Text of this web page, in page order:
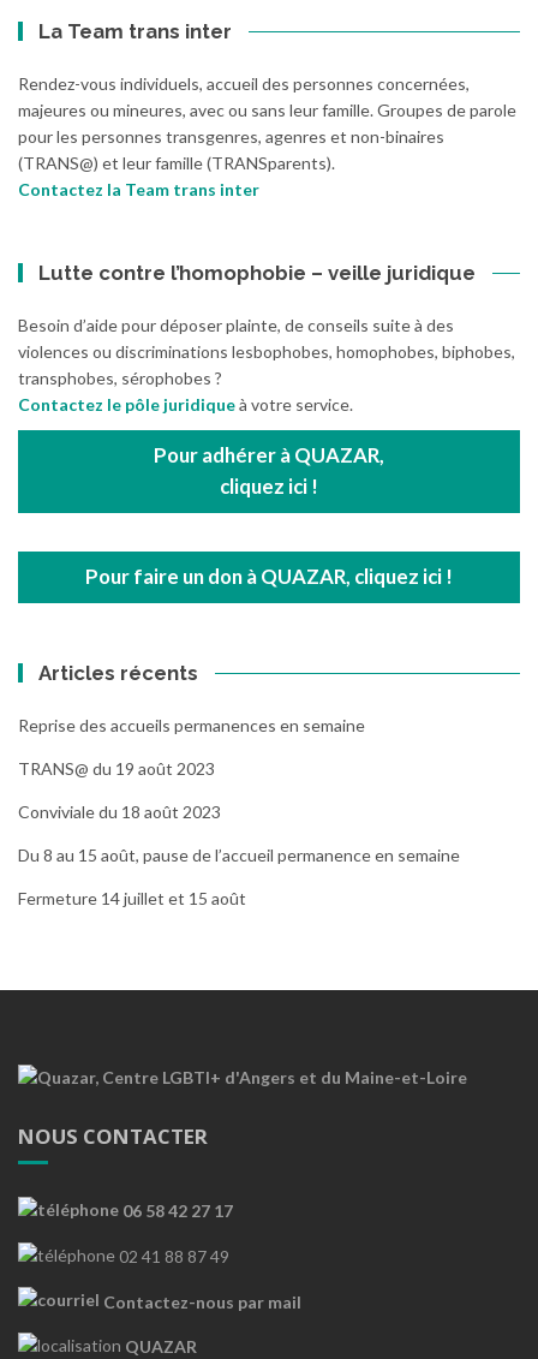
La Team trans inter
Rendez-vous individuels, accueil des personnes concernées,
majeures ou mineures, avec ou sans leur famille. Groupes de parole
pour les personnes transgenres, agenres et non-binaires
(TRANS@) et leur famille (TRANSparents).
Contactez la Team trans inter
Lutte contre l’homophobie – veille juridique
Besoin d’aide pour déposer plainte, de conseils suite à des
violences ou discriminations lesbophobes, homophobes, biphobes,
transphobes, sérophobes ?
Contactez le pôle juridiqueà votre service.
Pour adhérer à QUAZAR,
cliquez ici !
Pour faire un don à QUAZAR, cliquez ici !
Articles récents
Reprise des accueils permanences en semaine
TRANS@ du 19 août 2023
Conviviale du 18 août 2023
Du 8 au 15 août, pause de l’accueil permanence en semaine
Fermeture 14 juillet et 15 août
NOUS CONTACTER
06 58 42 27 17
02 41 88 87 49
Contactez-nous par mail
QUAZAR